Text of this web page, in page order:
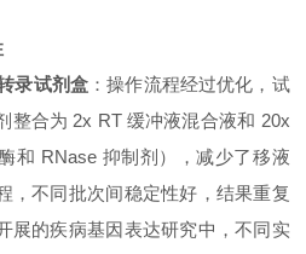
录试剂盒 ：操作流程经过优化，试
整合为 2x RT 缓冲液混合液和 20x
和 RNase 抑制剂），减少了移液
，不同批次间稳定性好，结果重复
展的疾病基因表达研究中，不同实